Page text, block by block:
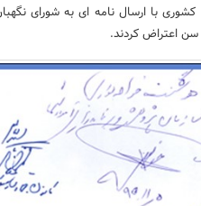
با ارسال نامه ای به شورای